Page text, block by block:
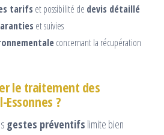
tarifs et possibilité de devis détaillé
et suivies
concernant la récupération
le traitement des
Essonnes ?
gestes préventifs limite bien